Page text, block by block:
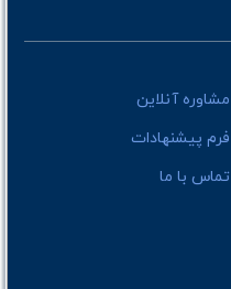
مشاوره آنلاین
فرم پیشنهادات
تماس با ما